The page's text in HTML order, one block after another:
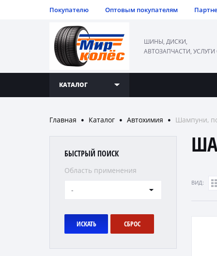
Покупателю Оптовым покупателям
ШИНЫ, ДИСКИ,
АВТОЗАПЧАСТИ, УСЛУГИ
КАТАЛОГ
Главная ● Каталог ● Автохимия ● Шампуни,
БЫСТРЫЙ ПОИСК
Область применения
-
ИСКАТЬ СБРОС
ВИД: